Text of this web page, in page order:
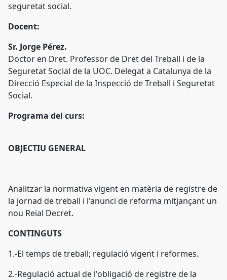
seguretat social.
Docent:
Sr. Jorge Pérez.
Doctor en Dret. Professor de Dret del Treball i de la
Seguretat Social de la UOC. Delegat a Catalunya de la
Direcció Especial de la Inspecció de Treball i Seguretat
Social.
Programa del curs:
OBJECTIU GENERAL
Analitzar la normativa vigent en matèria de registre de
la jornad de treball i l'anunci de reforma mitjançant un
nou Reial Decret.
CONTINGUTS
1.-El temps de treball; regulació vigent i reformes.
2.-Regulació actual de l'obligació de registre de la